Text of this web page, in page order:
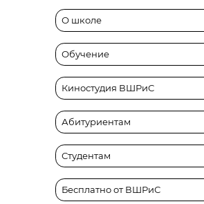
О школе
Обучение
Киностудия ВШРиС
Абитуриентам
Студентам
Бесплатно от ВШРиС